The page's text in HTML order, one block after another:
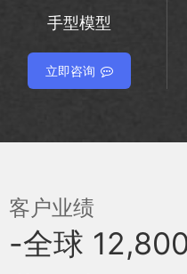
手型模型
立即咨询
客户业绩
-全球